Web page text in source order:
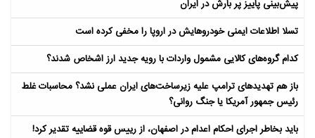
پیش‌بینی پاییز پر بارش در ایران
تسلا اطلاعات ایمنی خودروهایش در اروپا را مخفی کرده است
کدام گروه‌های کالایی مشمول واردات با رویه جدید ارز اشخاص شدند؟
باز هم تهدیدهای ترامپ علیه زیرساخت‌های ایران عملی نشد؟ محاسبات غلط
رئیس جمهور آمریکا یا جنگ روانی؟
باید بخاطر اجرای احکام اعدام در اصفهان، از رییس قوه قضاییه تقدیر کرد!